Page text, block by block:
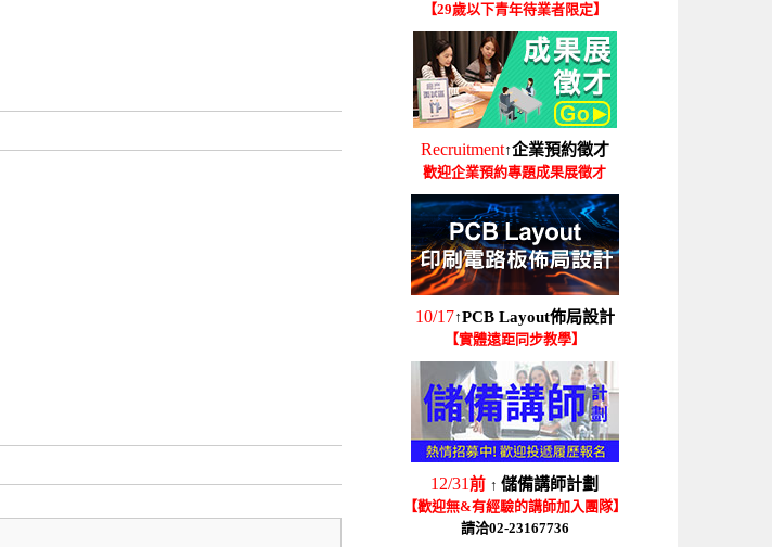
【29歲以下青年待業者限定】
Recruitment↑企業預約徵才
歡迎企業預約專題成果展徵才
10/17↑PCB Layout佈局設計
【實體遠距同步教學】
12/31前 ↑ 儲備講師計劃
【歡迎無&有經驗的講師加入團隊】
請洽02-23167736